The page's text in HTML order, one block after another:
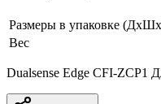
Размеры в упаковке
Вес
Dualsense Edge CFI-ZCP1